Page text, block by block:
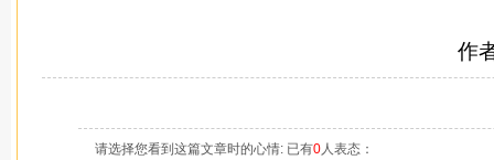
作
请选择您看到这篇文章时的心情: 已有0人表态：